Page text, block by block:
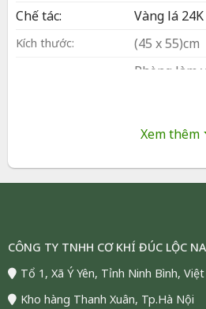
Chế tác:
Vàng lá 24K
Kích thước: (45 x 55)cm
Phòng làm
đình
Tình trạng:
Còn hàng,
Xem thêm
CÔNG TY TNHH CƠ KHÍ ĐÚC LỘC
Tổ 1, Xã Ý Yên, Tỉnh Ninh Bình,
Kho hàng Thanh Xuân, Tp.Hà Nội